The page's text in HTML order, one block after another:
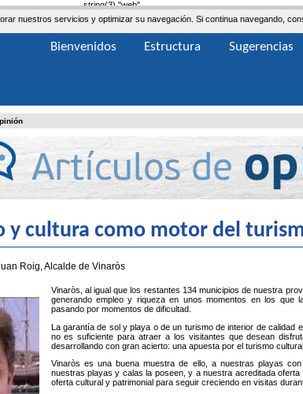
string(3) "web"
nuestros servicios y optimizar su navegación. Si continua navegando,
y cultura como motor del
Roig, Alcalde de Vinaròs
Vinaròs, al igual que los restantes 134 municipios de nuestra
generando empleo y riqueza en unos momentos en los que
pasando por momentos de dificultad.
La garantía de sol y playa o de un turismo de interior de calidad
no es suficiente para atraer a los visitantes que desean
desarrollando con gran acierto: una apuesta por el turismo cultural.
Vinaròs es una buena muestra de ello, a nuestras playas
nuestras playas y calas la poseen, y a nuestra acreditada
oferta cultural y patrimonial para seguir creciendo en visitas
Bienvenidos Estructura Sugerencias